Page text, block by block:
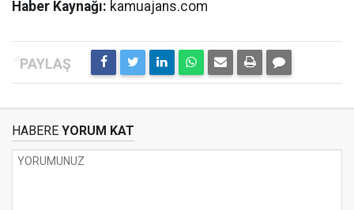
Haber Kaynağı: kamuajans.com
HABERE YORUM KAT